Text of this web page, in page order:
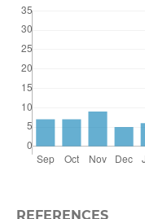
REFERENCES